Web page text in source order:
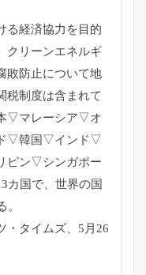
る経済協力を目的
クリーンエネルギ
敗防止について地
税制度は含まれて
▽マレーシア▽オ
▽韓国▽インド▽
ピン▽シンガポー
カ国で、世界の国
。
・タイムズ、5月26